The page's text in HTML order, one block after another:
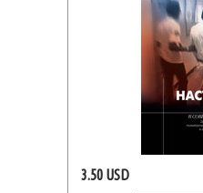
3.50 USD